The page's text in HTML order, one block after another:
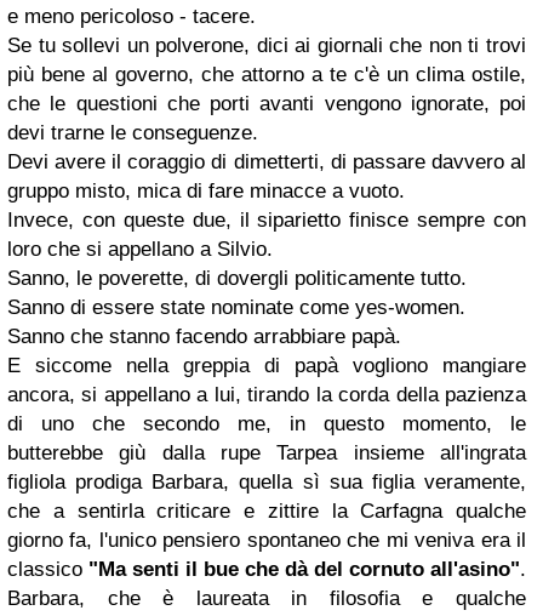
e meno pericoloso - tacere.
Se tu sollevi un polverone, dici ai giornali che non ti trovi
più bene al governo, che attorno a te c'è un clima ostile,
che le questioni che porti avanti vengono ignorate, poi
devi trarne le conseguenze.
Devi avere il coraggio di dimetterti, di passare davvero al
gruppo misto, mica di fare minacce a vuoto.
Invece, con queste due, il siparietto finisce sempre con
loro che si appellano a Silvio.
Sanno, le poverette, di dovergli politicamente tutto.
Sanno di essere state nominate come yes-women.
Sanno che stanno facendo arrabbiare papà.
E siccome nella greppia di papà vogliono mangiare
ancora, si appellano a lui, tirando la corda della pazienza
di uno che secondo me, in questo momento, le
butterebbe giù dalla rupe Tarpea insieme all'ingrata
figliola prodiga Barbara, quella sì sua figlia veramente,
che a sentirla criticare e zittire la Carfagna qualche
giorno fa, l'unico pensiero spontaneo che mi veniva era il
classico "Ma senti il bue che dà del cornuto all'asino".
Barbara, che è laureata in filosofia e qualche